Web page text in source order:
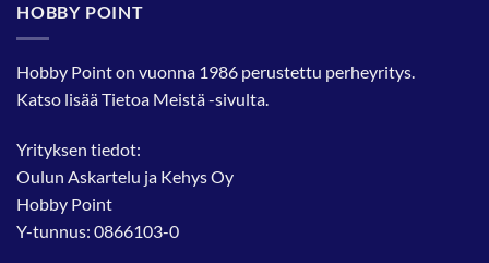
HOBBY POINT
Hobby Point on vuonna 1986 perustettu perheyritys.
Katso lisääTietoa Meistä-sivulta.
Yrityksen tiedot:
Oulun Askartelu ja Kehys Oy
Hobby Point
Y-tunnus: 0866103-0